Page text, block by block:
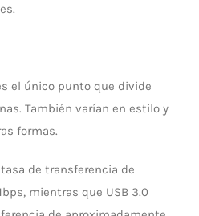
el único punto que divide
También varían en estilo y
formas.
de transferencia de
mientras que USB 3.0